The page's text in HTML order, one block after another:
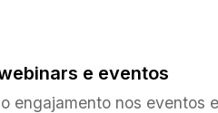
e eventos
engajamento nos eventos